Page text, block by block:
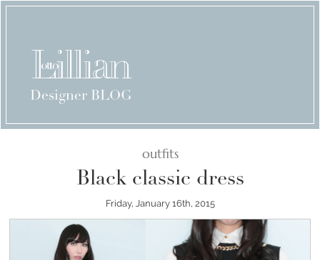
Designer BLOG
outfits
Black classic dress
Friday, January 16th, 2015